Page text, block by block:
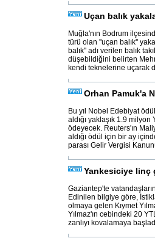
Uçan balık
Muğla'nın Bodrum
türü olan ''uçan balık''
balık'' adı verilen balık
düşebildiğini belirten
kendi teknelerine uçarak
Orhan Pamuk'a
Bu yıl Nobel Edebiyat
aldığı yaklaşık 1.9
ödeyecek. Reuters'ın
aldığı ödül için bir ay
parası Gelir Vergisi
Yankesiciye linç
Gaziantep'te
Edinilen bilgiye göre,
olmaya gelen Kıymet
Yılmaz'ın cebindeki 20
zanlıyı kovalamaya